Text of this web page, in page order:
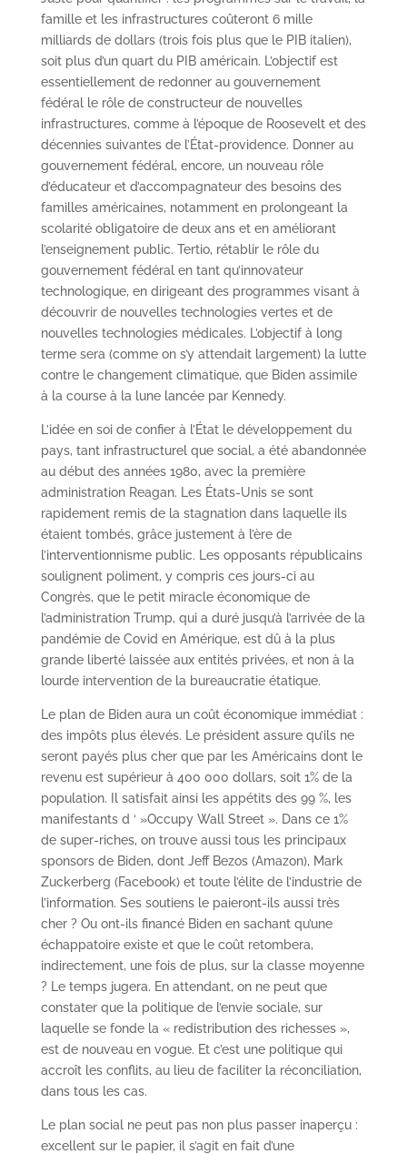
famille et les infrastructures coûteront 6 mille
milliards de dollars (trois fois plus que le PIB italien),
soit plus d’un quart du PIB américain. L’objectif est
essentiellement de redonner au gouvernement
fédéral le rôle de constructeur de nouvelles
infrastructures, comme à l’époque de Roosevelt et des
décennies suivantes de l’État-providence. Donner au
gouvernement fédéral, encore, un nouveau rôle
d’éducateur et d’accompagnateur des besoins des
familles américaines, notamment en prolongeant la
scolarité obligatoire de deux ans et en améliorant
l’enseignement public. Tertio, rétablir le rôle du
gouvernement fédéral en tant qu’innovateur
technologique, en dirigeant des programmes visant à
découvrir de nouvelles technologies vertes et de
nouvelles technologies médicales. L’objectif à long
terme sera (comme on s’y attendait largement) la lutte
contre le changement climatique, que Biden assimile
à la course à la lune lancée par Kennedy.
L’idée en soi de confier à l’État le développement du
pays, tant infrastructurel que social, a été abandonnée
au début des années 1980, avec la première
administration Reagan. Les États-Unis se sont
rapidement remis de la stagnation dans laquelle ils
étaient tombés, grâce justement à l’ère de
l’interventionnisme public. Les opposants républicains
soulignent poliment, y compris ces jours-ci au
Congrès, que le petit miracle économique de
l’administration Trump, qui a duré jusqu’à l’arrivée de la
pandémie de Covid en Amérique, est dû à la plus
grande liberté laissée aux entités privées, et non à la
lourde intervention de la bureaucratie étatique.
Le plan de Biden aura un coût économique immédiat :
des impôts plus élevés. Le président assure qu’ils ne
seront payés plus cher que par les Américains dont le
revenu est supérieur à 400 000 dollars, soit 1% de la
population. Il satisfait ainsi les appétits des 99 %, les
manifestants d ‘ »Occupy Wall Street ». Dans ce 1%
de super-riches, on trouve aussi tous les principaux
sponsors de Biden, dont Jeff Bezos (Amazon), Mark
Zuckerberg (Facebook) et toute l’élite de l’industrie de
l’information. Ses soutiens le paieront-ils aussi très
cher ? Ou ont-ils financé Biden en sachant qu’une
échappatoire existe et que le coût retombera,
indirectement, une fois de plus, sur la classe moyenne
? Le temps jugera. En attendant, on ne peut que
constater que la politique de l’envie sociale, sur
laquelle se fonde la « redistribution des richesses »,
est de nouveau en vogue. Et c’est une politique qui
accroît les conflits, au lieu de faciliter la réconciliation,
dans tous les cas.
Le plan social ne peut pas non plus passer inaperçu :
excellent sur le papier, il s’agit en fait d’une